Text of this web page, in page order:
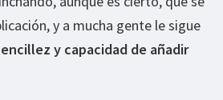
y a mucha gente le sigue
y capacidad de añadir